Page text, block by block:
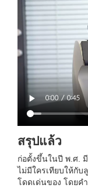
สรุปแล้ว
ก่อตั้งขึ้นในปี พ.ศ.
ไม่มีใครเทียบให้กับ
โดดเด่นของ โดยค